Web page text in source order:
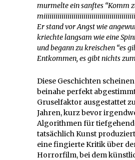
murmelte ein sanftes “Komm
Er stand vor Angst wie
kriechte langsam wie eine
und begann zu kreischen “es
Entkommen, es gibt nichts
Diese Geschichten
beinahe perfekt
Gruselfaktor ausgestattet
Jahren, kurz bevor
Algorithmen für
tatsächlich Kunst
eine fingierte Kritik über
Horrorfilm, bei dem